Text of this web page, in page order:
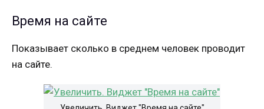
Время на сайте
Показывает сколько в среднем человек проводит
на сайте.